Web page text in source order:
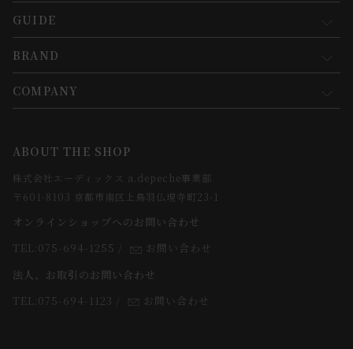
マイページ
新規会員登録
会員規約について
GUIDE
お買い物ガイド
会員登録について
お支払方法について
お届けについて
よくあるご質問
BRAND
コンセプト
webカタログ
COMPANY
求人情報
法人のお客様
スタッフ
ABOUT THE SHOP
株式会社エーディックス a.depeche事業部
〒601-8103 京都市南区上鳥羽仏現寺町23-1
オンラインショップへのお問い合わせ
TEL:075-694-1255
お問い合わせ
法人、お取引のお問い合わせ
TEL:075-694-1123
お問い合わせ